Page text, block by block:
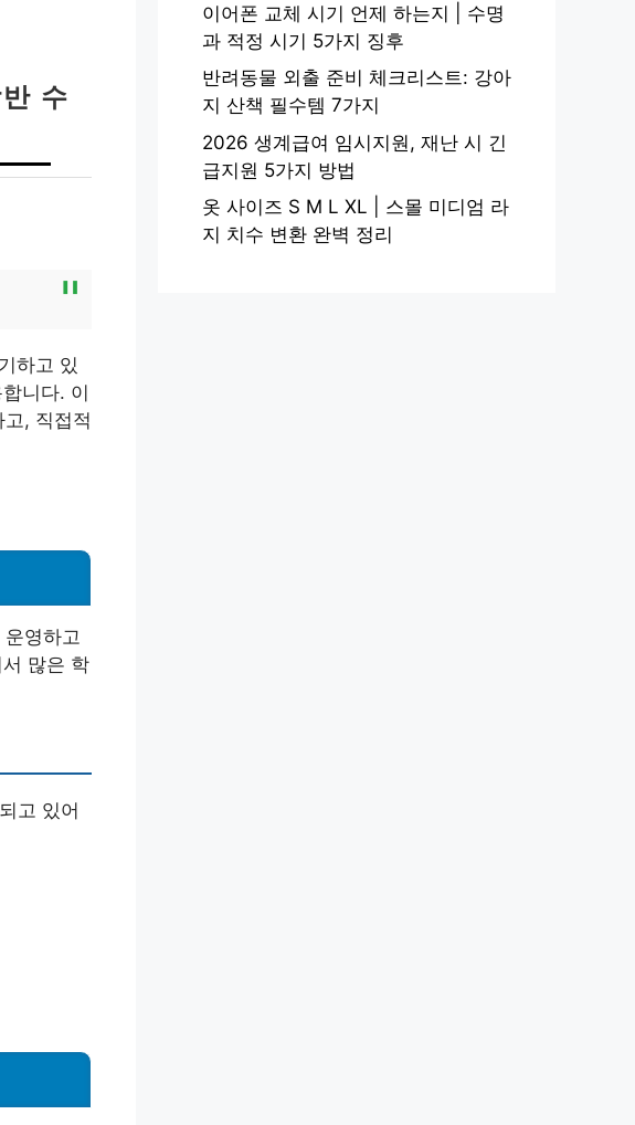
수
하고 있
니다. 이
, 직접적
영하고
많은 학
고 있어
이어폰 교체 시기 언제 하는지 | 수명
과 적정 시기 5가지 징후
반려동물 외출 준비 체크리스트: 강아
지 산책 필수템 7가지
2026 생계급여 임시지원, 재난 시 긴
급지원 5가지 방법
옷 사이즈 S M L XL | 스몰 미디엄 라
지 치수 변환 완벽 정리